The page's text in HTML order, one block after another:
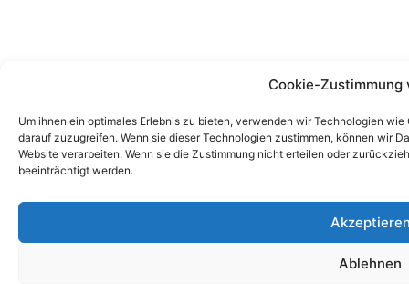
Cookie-Zustimmung
Um ihnen ein optimales Erlebnis zu bieten, verwenden wir Technologien
darauf zuzugreifen. Wenn sie dieser Technologien zustimmen, können wir
Website verarbeiten. Wenn sie die Zustimmung nicht erteilen oder
beeinträchtigt werden.
Ablehnen